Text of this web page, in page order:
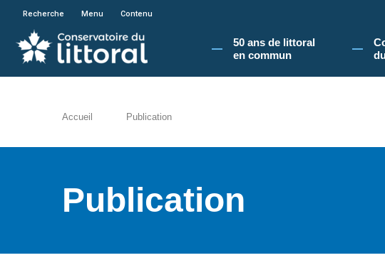
En poursuivant votre navigation sur le site du Conservatoire
Recherche Menu Contenu
50 ans de littoral
en commun​
Accueil Publication
Publication